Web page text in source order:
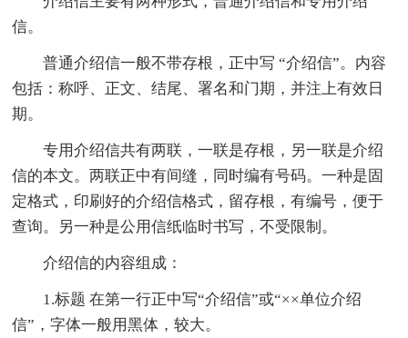
信。
普通介绍信一般不带存根，正中写 “介绍信”。内容
包括：称呼、正文、结尾、署名和门期，并注上有效日
期。
专用介绍信共有两联，一联是存根，另一联是介绍
信的本文。两联正中有间缝，同时编有号码。一种是固
定格式，印刷好的介绍信格式，留存根，有编号，便于
查询。另一种是公用信纸临时书写，不受限制。
介绍信的内容组成：
1.标题 在第一行正中写“介绍信”或“××单位介绍
信”，字体一般用黑体，较大。